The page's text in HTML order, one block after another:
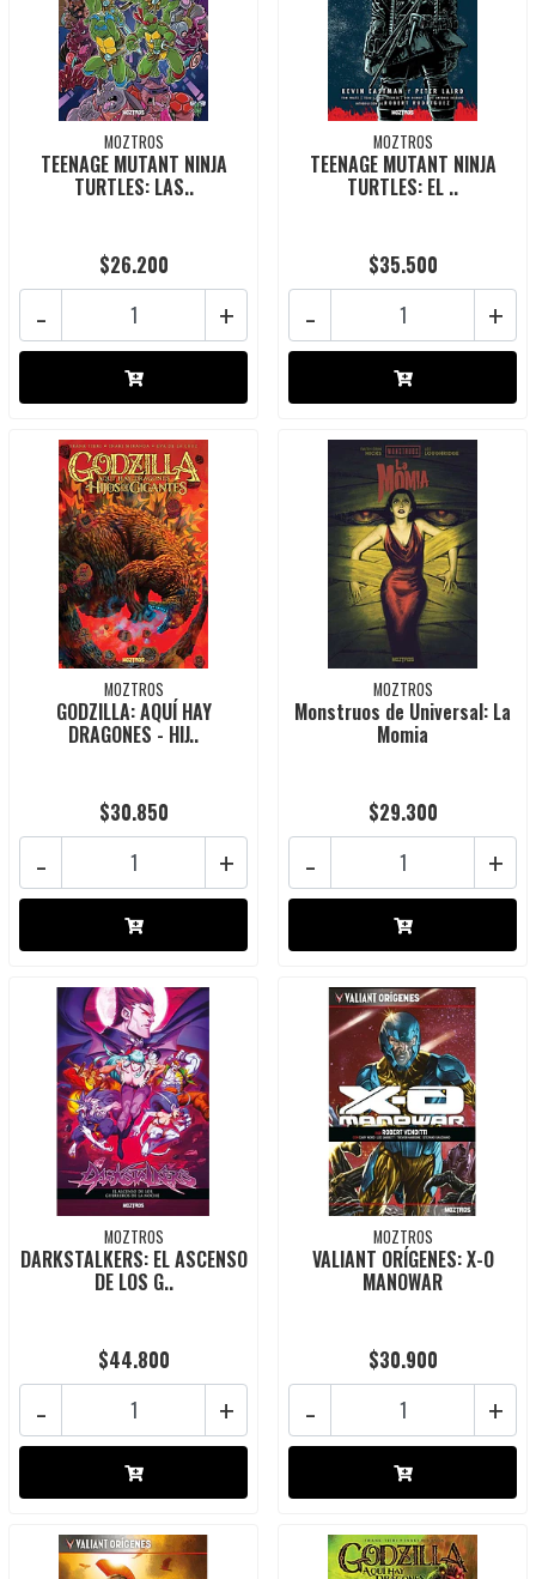
MOZTROS
TEENAGE MUTANT NINJA
TURTLES: LAS..
$26.200
+
-
MOZTROS
TEENAGE MUTANT NINJA
TURTLES: EL ..
$35.500
+
-
MOZTROS
GODZILLA: AQUÍ HAY
DRAGONES - HIJ..
$30.850
+
-
MOZTROS
Monstruos de Universal: La
Momia
$29.300
+
-
MOZTROS
DARKSTALKERS: EL ASCENSO
DE LOS G..
$44.800
+
-
MOZTROS
VALIANT ORÍGENES: X-O
MANOWAR
$30.900
+
-